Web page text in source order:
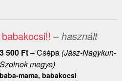
– használt
3 500 Ft–Csépa(Jász-Nagykun-
Szolnok megye)
baba-mama, babakocsi